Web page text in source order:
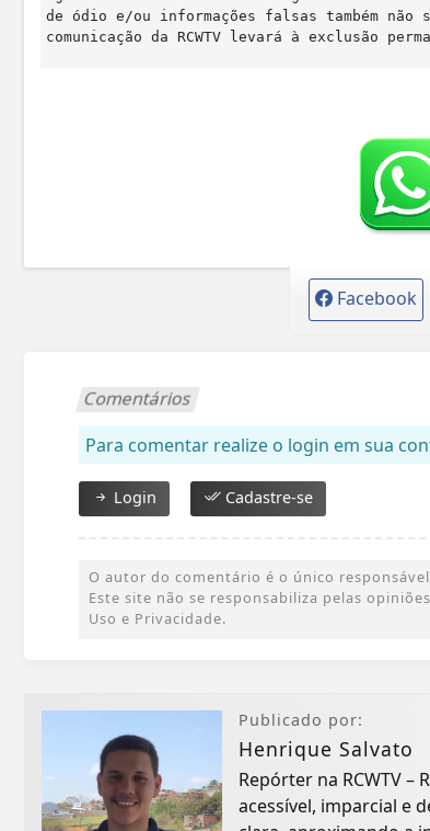
de ódio e/ou informações falsas também
comunicação da RCWTV levará à exclusão
Facebook
Comentários
Para comentar realize o login em sua
Login Cadastre-se
O autor do comentário é o único
Este site não se responsabiliza pelas
Uso e Privacidade.
Publicado por:
Henrique Salvato
Repórter na RCWTV –
acessível, imparcial e